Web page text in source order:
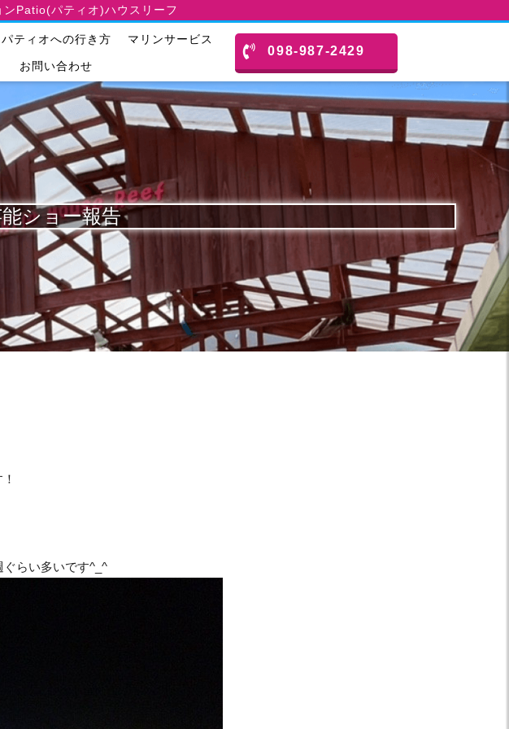
ンPatio(パティオ)ハウスリーフ
パティオへの行き方 マリンサービス
お問い合わせ
098-987-2429
ショー報告
らい多いです^_^